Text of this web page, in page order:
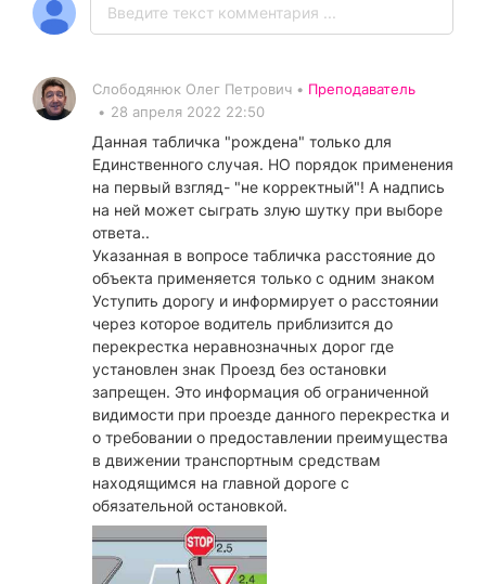
Слободянюк Олег Петрович • Преподаватель
• 28 апреля 2022 22:50
Данная табличка "рождена" только для
Единственного случая. НО порядок применения
на первый взгляд- "не корректный"! А надпись
на ней может сыграть злую шутку при выборе
ответа..
Указанная в вопросе табличка расстояние до
объекта применяется только с одним знаком
Уступить дорогу и информирует о расстоянии
через которое водитель приблизится до
перекрестка неравнозначных дорог где
установлен знак Проезд без остановки
запрещен. Это информация об ограниченной
видимости при проезде данного перекрестка и
о требовании о предоставлении преимущества
в движении транспортным средствам
находящимся на главной дороге с
обязательной остановкой.